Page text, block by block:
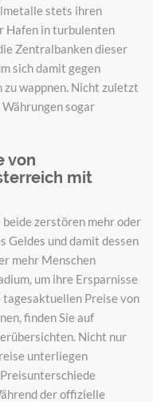
stets ihren
Hafen in turbulenten
Zentralbanken dieser
sich damit gegen
wappnen. Nicht zuletzt
sogar
von
mit
zerstören mehr oder
Geldes und damit dessen
mehr Menschen
um ihre Ersparnisse
tagesaktuellen Preise von
finden Sie auf
Nicht nur
unterliegen
der offizielle